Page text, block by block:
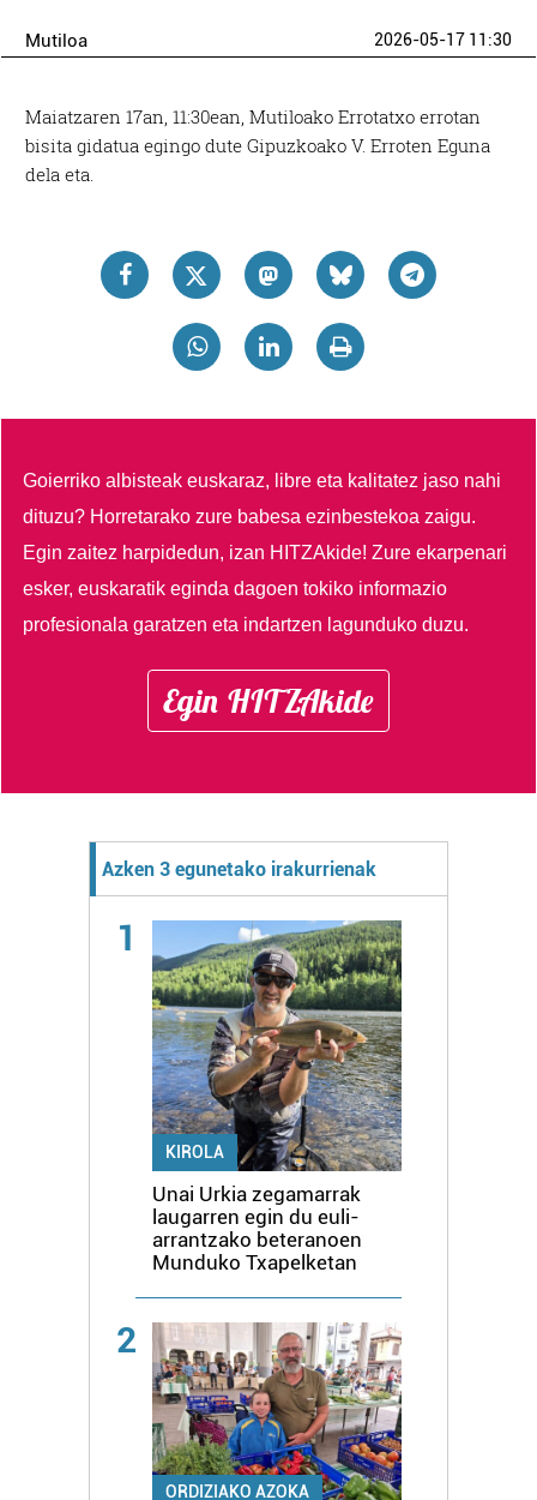
Mutiloa 2026-05-17 11:30
Maiatzaren 17an, 11:30ean, Mutiloako Errotatxo errotan
bisita gidatua egingo dute Gipuzkoako V. Erroten Eguna
dela eta.
Goierriko albisteak euskaraz, libre eta kalitatez jaso nahi
dituzu? Horretarako zure babesa ezinbestekoa zaigu.
Egin zaitez harpidedun, izan HITZAkide!Zure ekarpenari
esker, euskaratik eginda dagoen tokiko informazio
profesionala garatzen eta indartzen lagunduko duzu.
Egin HITZAkide
Azken 3 egunetako irakurrienak
1
KIROLA
Unai Urkia zegamarrak
laugarren egin du euli-
arrantzako beteranoen
Munduko Txapelketan
2
ORDIZIAKO AZOKA